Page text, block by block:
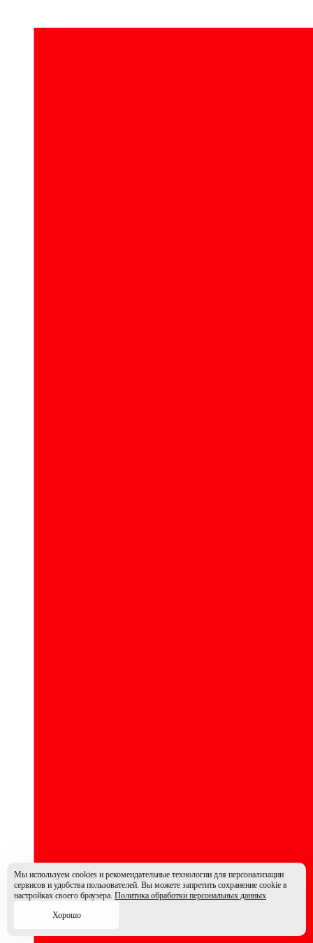
Мы используем cookies и рекомендательные технологии для персонализации
сервисов и удобства пользователей. Вы можете запретить сохранение cookie в
настройках своего браузера. Политика обработки персональных данных
Хорошо